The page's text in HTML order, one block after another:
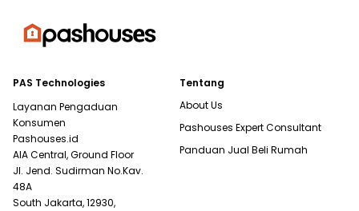
PAS Technologies
Layanan Pengaduan
Konsumen
Pashouses.id
AIA Central, Ground Floor
Jl. Jend. Sudirman No.Kav.
48A
South Jakarta, 12930,
Tentang
About Us
Pashouses Expert Consultant
Panduan Jual Beli Rumah